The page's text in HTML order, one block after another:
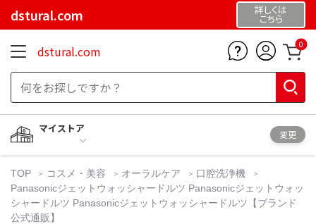
dstural.com 詳しくは
こちら
dstural.com 0
マイストア
変更
TOP コスメ・美容 オーラルケア
口腔洗浄機
Panasonicジェットウォッシャードルツ Panasonicジェットウォッ
シャードルツ Panasonicジェットウォッシャードルツ【ブランド
公式通販】